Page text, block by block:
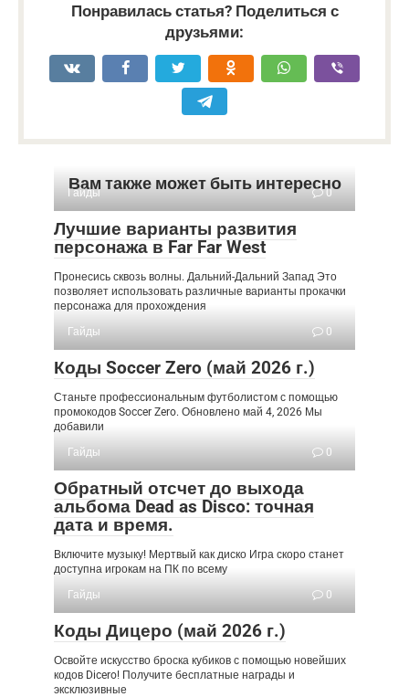
Понравилась статья? Поделиться с
друзьями:
Вам также может быть интересно
Гайды 0
Лучшие варианты развития
персонажа в Far Far West
Пронесись сквозь волны. Дальний-Дальний Запад Это
позволяет использовать различные варианты прокачки
персонажа для прохождения
Гайды
0
Коды Soccer Zero (май 2026 г.)
Станьте профессиональным футболистом с помощью
промокодов Soccer Zero. Обновлено май 4, 2026 Мы
добавили
Гайды
0
Обратный отсчет до выхода
альбома Dead as Disco: точная
дата и время.
Включите музыку! Мертвый как диско Игра скоро станет
доступна игрокам на ПК по всему
Гайды
0
Коды Дицеро (май 2026 г.)
Освойте искусство броска кубиков с помощью новейших
кодов Dicero! Получите бесплатные награды и
эксклюзивные